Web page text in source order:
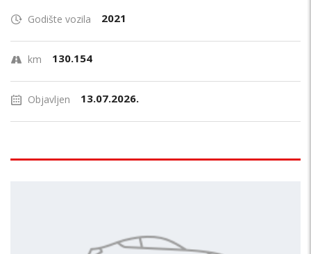
Godište vozila 2021
km 130.154
Objavljen 13.07.2026.